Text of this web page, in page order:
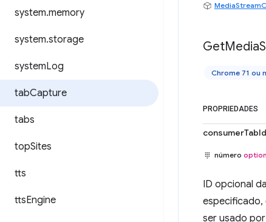
system.memory
system.storage
systemLog
tabCapture
tabs
topSites
tts
ttsEngine
GetMedia
Chrome 71 ou
PROPRIEDADES
consumerTabId
número
ID opcional
especificado,
ser usado